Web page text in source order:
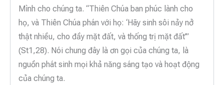
Mình cho chúng ta. “Thiên Chúa ban phúc lành cho
họ, và Thiên Chúa phán với họ: ‘Hãy sinh sôi nảy nở
thật nhiều, cho đầy mặt đất, và thống trị mặt đất’”
(St1,28). Nói chung đây là ơn gọi của chúng ta, là
nguồn phát sinh mọi khả năng sáng tạo và hoạt động
của chúng ta.